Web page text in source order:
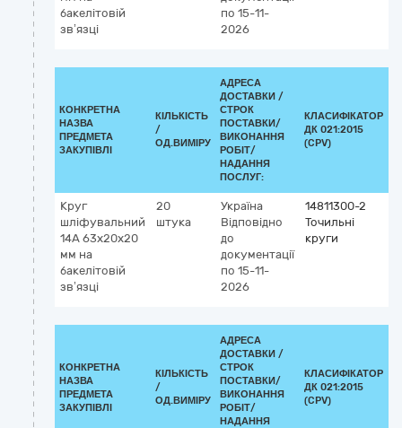
бакелітовій
зв’язці
по 15-11-
2026
КОНКРЕТНА
НАЗВА
ПРЕДМЕТА
ЗАКУПІВЛІ
КІЛЬКІСТЬ
/
ОД.ВИМІРУ
АДРЕСА
ДОСТАВКИ /
СТРОК
ПОСТАВКИ/
ВИКОНАННЯ
РОБІТ/
НАДАННЯ
ПОСЛУГ:
КЛАСИФІКАТОР
ДК 021:2015
(CPV)
Круг
шліфувальний
14А 63х20х20
мм на
бакелітовій
зв’язці
20
штука
Україна
Відповідно
до
документації
по 15-11-
2026
14811300-2
Точильні
круги
КОНКРЕТНА
НАЗВА
ПРЕДМЕТА
ЗАКУПІВЛІ
КІЛЬКІСТЬ
/
ОД.ВИМІРУ
АДРЕСА
ДОСТАВКИ /
СТРОК
ПОСТАВКИ/
ВИКОНАННЯ
РОБІТ/
НАДАННЯ
КЛАСИФІКАТОР
ДК 021:2015
(CPV)